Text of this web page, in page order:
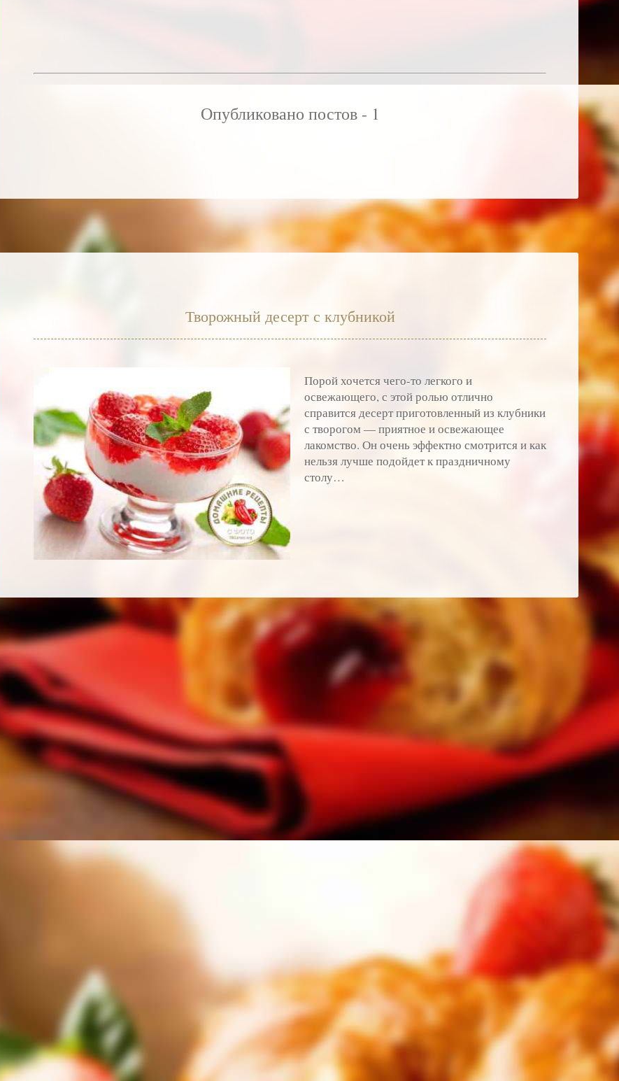
Опубликовано постов - 1
Творожный десерт с клубникой
Порой хочется чего-то легкого и
освежающего, с этой ролью отлично
справится десерт приготовленный из клубники
с творогом — приятное и освежающее
лакомство. Он очень эффектно смотрится и как
нельзя лучше подойдет к праздничному
столу…